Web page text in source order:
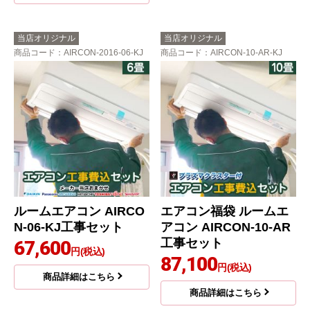
当店オリジナル
商品コード ：AIRCON-2016-06-KJ
ルームエアコン AIRCO
N-06-KJ工事セット
67,600円(税込)
商品詳細はこちら
当店オリジナル
商品コード ：AIRCON-10-AR-KJ
エアコン福袋 ルームエ
アコン AIRCON-10-AR
工事セット
87,100円(税込)
商品詳細はこちら